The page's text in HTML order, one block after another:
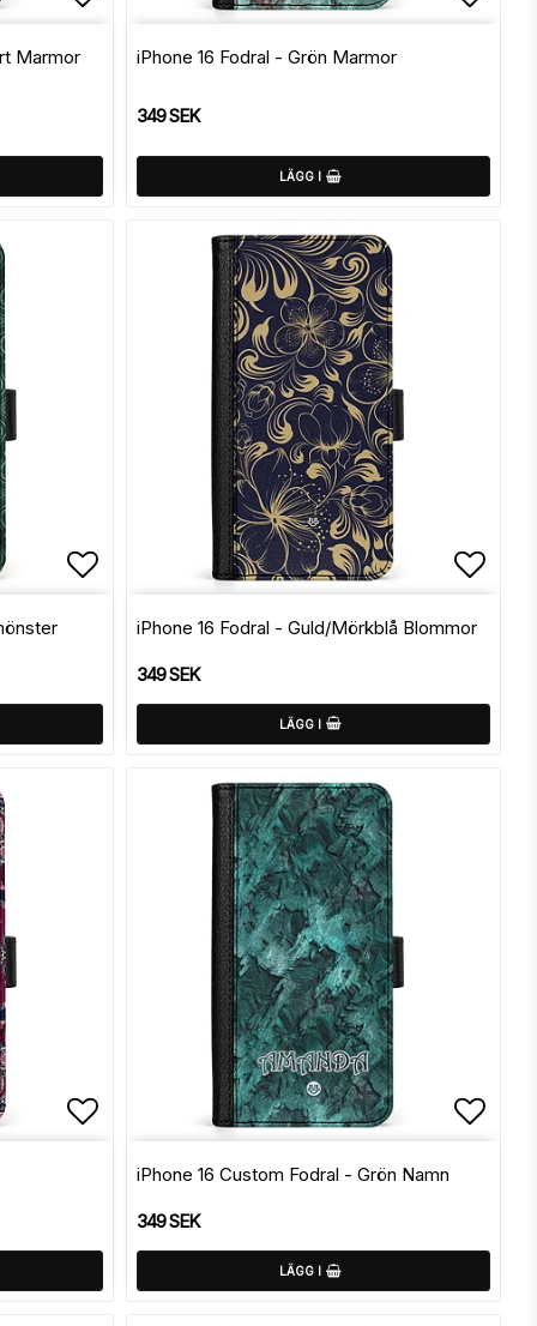
Lägg till i favoritlistan
Marmor
iPhone 16 Fodral - Grön Marmor
349 SEK
LÄGG I
Lägg till i favoritlistan
iPhone 16 Fodral - Guld/Mörkblå Blommor
349 SEK
LÄGG I
Lägg till i favoritlistan
iPhone 16 Custom Fodral - Grön Namn
349 SEK
LÄGG I